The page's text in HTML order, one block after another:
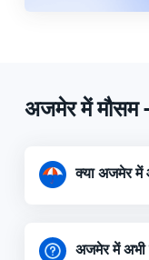
अजमेर में मौसम
क्या अजमेर में
अजमेर में अभी